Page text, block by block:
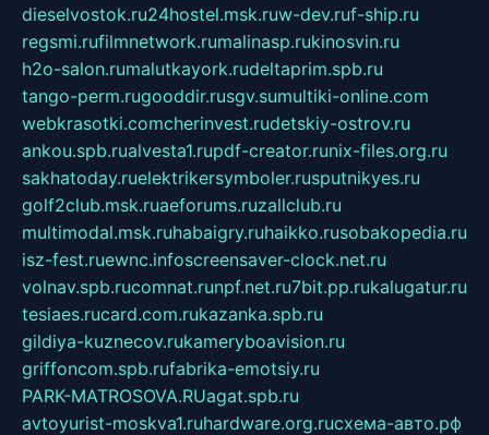
dieselvostok.ru24hostel.msk.ruw-dev.ruf-ship.ru
regsmi.rufilmnetwork.rumalinasp.rukinosvin.ru
h2o-salon.rumalutkayork.rudeltaprim.spb.ru
tango-perm.rugooddir.rusgv.sumultiki-online.com
webkrasotki.comcherinvest.rudetskiy-ostrov.ru
ankou.spb.rualvesta1.rupdf-creator.runix-files.org.ru
sakhatoday.ruelektrikersymboler.rusputnikyes.ru
golf2club.msk.ruaeforums.ruzallclub.ru
multimodal.msk.ruhabaigry.ruhaikko.rusobakopedia.ru
isz-fest.ruewnc.infoscreensaver-clock.net.ru
volnav.spb.rucomnat.runpf.net.ru7bit.pp.rukalugatur.ru
tesiaes.rucard.com.rukazanka.spb.ru
gildiya-kuznecov.rukameryboavision.ru
griffoncom.spb.rufabrika-emotsiy.ru
PARK-MATROSOVA.RUagat.spb.ru
avtoyurist-moskva1.ruhardware.org.ruсхема-авто.рф